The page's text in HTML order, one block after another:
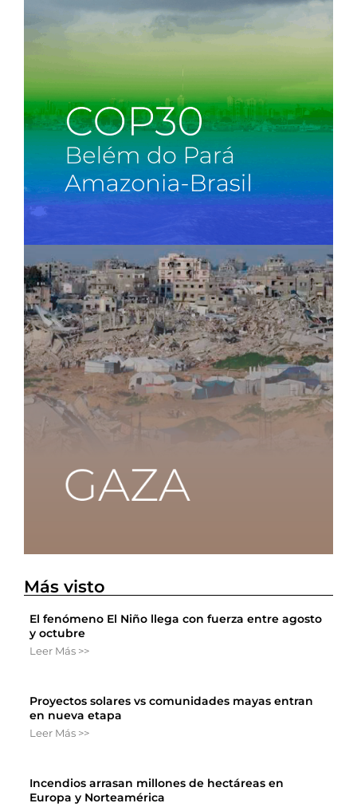
Más visto
El fenómeno El Niño llega con fuerza entre agosto
y octubre
Leer Más >>
Proyectos solares vs comunidades mayas entran
en nueva etapa
Leer Más >>
Incendios arrasan millones de hectáreas en
Europa y Norteamérica